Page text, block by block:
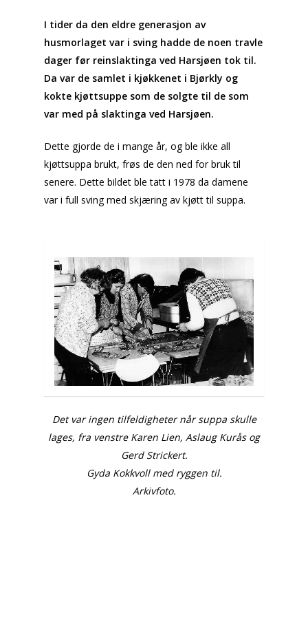
I tider da den eldre generasjon av
husmorlaget var i sving hadde de noen travle
dager før reinslaktinga ved Harsjøen tok til.
Da var de samlet i kjøkkenet i Bjørkly og
kokte kjøttsuppe som de solgte til de som
var med på slaktinga ved Harsjøen.
Dette gjorde de i mange år, og ble ikke all
kjøttsuppa brukt, frøs de den ned for bruk til
senere. Dette bildet ble tatt i 1978 da damene
var i full sving med skjæring av kjøtt til suppa.
Det var ingen tilfeldigheter når suppa skulle
lages, fra venstre Karen Lien, Aslaug Kurås og
Gerd Strickert.
Gyda Kokkvoll med ryggen til.
Arkivfoto.